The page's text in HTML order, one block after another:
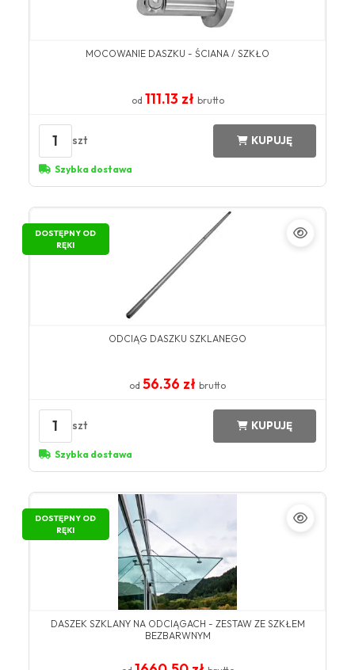
MOCOWANIE DASZKU - ŚCIANA / SZKŁO
od 111.13 zł brutto
1 szt KUPUJĘ
Szybka dostawa
DOSTĘPNY OD
RĘKI
ODCIĄG DASZKU SZKLANEGO
od 56.36 zł brutto
1 szt KUPUJĘ
Szybka dostawa
DOSTĘPNY OD
RĘKI
DASZEK SZKLANY NA ODCIĄGACH - ZESTAW ZE SZKŁEM
BEZBARWNYM